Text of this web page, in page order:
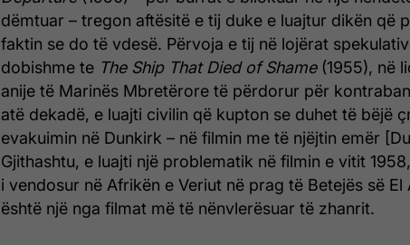
dëmtuar – tregon aftësitë e tij duke e luajtur dikën që
faktin se do të vdesë. Përvoja e tij në lojërat
dobishme te The Ship That Died of Shame(1955), në
anije të Marinës Mbretërore të përdorur për
atë dekadë, e luajti civilin që kupton se duhet të bëjë
evakuimin në Dunkirk – në filmin me të njëjtin emër
Gjithashtu, e luajti një problematik në filmin e vitit 1958,
i vendosur në Afrikën e Veriut në prag të Betejës së El
është një nga filmat më të nënvlerësuar të zhanrit.